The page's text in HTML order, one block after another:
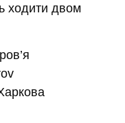
ходити двом